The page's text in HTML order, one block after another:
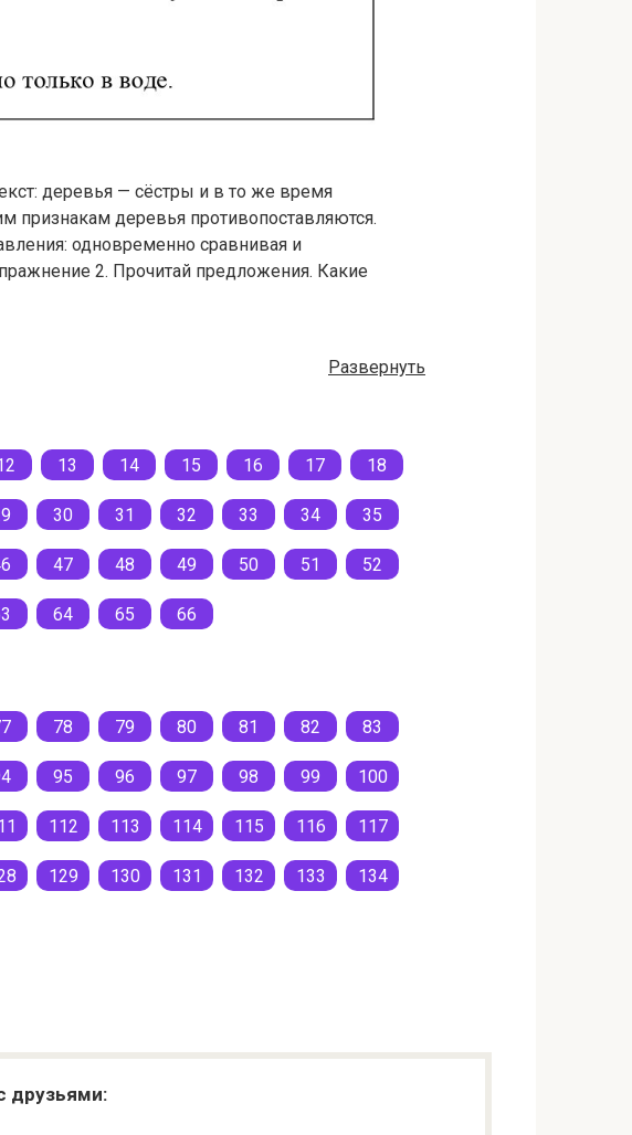
деревья — сёстры и в то же время
признакам де­ревья противопоставляются.
одновременно сравнивая и
2. Прочитай предложения. Какие
Развернуть
13 14 15 16 17 18
30 31 32 33 34 35
47 48 49 50 51 52
64 65 66
78 79 80 81 82 83
95 96 97 98 99 100
112 113 114 115 116 117
129 130 131 132 133 134
друзьями: